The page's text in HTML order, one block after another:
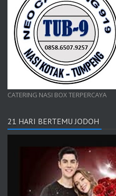
CATERING NASI BOX TERPERCAYA
21 HARI BERTEMU JODOH